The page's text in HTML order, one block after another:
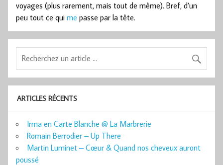
voyages (plus rarement, mais tout de même). Bref, d’un
peu tout ce qui me passe par la tête.
ARTICLES RÉCENTS
Irma en Carte Blanche @ La Marbrerie
Romain Berrodier – Up There
Martin Luminet – Cœur & Quand nos cheveux auront
poussé